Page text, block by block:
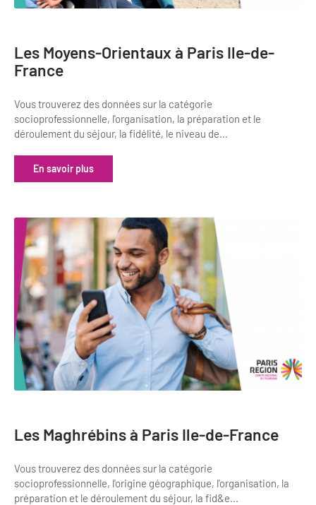
Les Moyens-Orientaux à Paris Ile-de-
France
Vous trouverez des données sur la catégorie
socioprofessionnelle, l'organisation, la préparation et le
déroulement du séjour, la fidélité, le niveau de...
En savoir plus
Les Maghrébins à Paris Ile-de-France
Vous trouverez des données sur la catégorie
socioprofessionnelle, l'origine géographique, l'organisation, la
préparation et le déroulement du séjour, la fid&e...